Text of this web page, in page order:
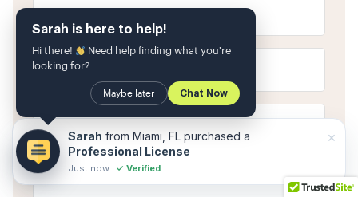
Sarah is here to help!
Hi there!
Need help finding what you're
looking for?
Maybe later Chat Now
Sarah from Miami, FL purchased a
Professional License
Just now ✓ Verified
×